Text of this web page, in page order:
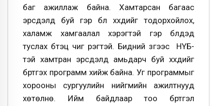
баг ажиллаж байна. Хамтарсан багаас
эрсдэлд буй гэр бүл хүүхдийг тодорхойлох,
халамж хамгаалал хэрэгтэй гэр бүлүүдэд
туслах бүтэц чиг үүрэгтэй. Бидний зүгээс НҮБ-
тэй хамтран эрсдэлд амьдарч буй хүүхдийг
бүртгэх программ хийж байна. Уг программыг
хорооны сургуулийн нийгмийн ажилтнууд
хөтөлнө. Ийм байдлаар тоо бүртгэл